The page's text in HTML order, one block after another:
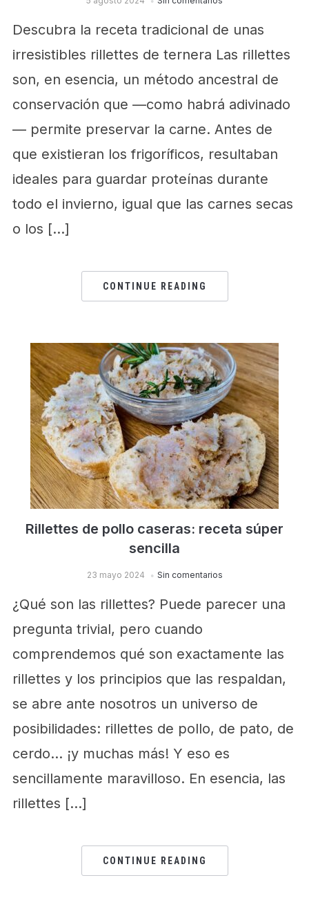
Descubra la receta tradicional de unas
irresistibles rillettes de ternera Las rillettes
son, en esencia, un método ancestral de
conservación que —como habrá adivinado
— permite preservar la carne. Antes de
que existieran los frigoríficos, resultaban
ideales para guardar proteínas durante
todo el invierno, igual que las carnes secas
o los […]
CONTINUE READING
Rillettes de pollo caseras: receta súper
sencilla
23 mayo 2024 Sin comentarios
¿Qué son las rillettes? Puede parecer una
pregunta trivial, pero cuando
comprendemos qué son exactamente las
rillettes y los principios que las respaldan,
se abre ante nosotros un universo de
posibilidades: rillettes de pollo, de pato, de
cerdo… ¡y muchas más! Y eso es
sencillamente maravilloso. En esencia, las
rillettes […]
CONTINUE READING